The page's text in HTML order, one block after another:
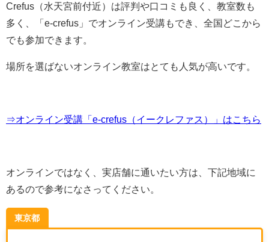
Crefus（水天宮前付近）は評判や口コミも良く、教室数も
多く、「e-crefus」でオンライン受講もでき、全国どこから
でも参加できます。
場所を選ばないオンライン教室はとても人気が高いです。
⇒オンライン受講「e-crefus（イークレファス）」はこちら
オンラインではなく、実店舗に通いたい方は、下記地域に
あるので参考になさってください。
東京都